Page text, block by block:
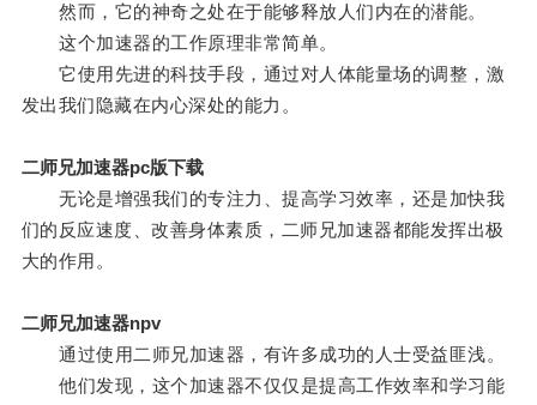
然而，它的神奇之处在于能够释放人们内在的潜能。
这个加速器的工作原理非常简单。
它使用先进的科技手段，通过对人体能量场的调整，激
发出我们隐藏在内心深处的能力。
二师兄加速器pc版下载
无论是增强我们的专注力、提高学习效率，还是加快我
们的反应速度、改善身体素质，二师兄加速器都能发挥出极
大的作用。
二师兄加速器npv
通过使用二师兄加速器，有许多成功的人士受益匪浅。
他们发现，这个加速器不仅仅是提高工作效率和学习能